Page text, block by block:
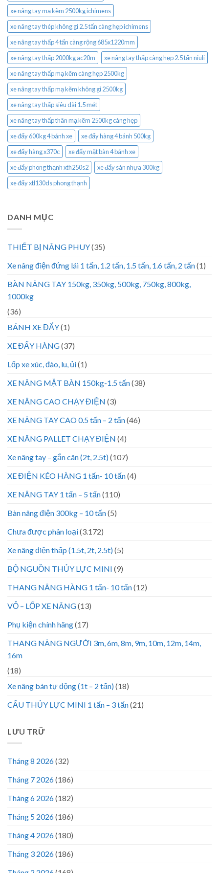
xe nâng tay mạ kẽm 2500kg ichimens
xe nâng tay thép không gỉ 2.5 tấn càng hẹp ichimens
xe nâng tay thấp 4 tấn càng rộng 685x1220mm
xe nâng tay thấp 2000kg ac20m
xe nâng tay thấp càng hẹp 2.5 tấn niuli
xe nâng tay thấp mạ kẽm càng hẹp 2500kg
xe nâng tay thấp mạ kẽm không gỉ 2500kg
xe nâng tay thấp siêu dài 1.5 mét
xe nâng tay thấp thân mạ kẽm 2500kg càng hẹp
xe đẩy 600kg 4 bánh xe
xe đẩy hàng 4 bánh 500kg
xe đẩy hàng x370c
xe đẩy mặt bàn 4 bánh xe
xe đẩy phong thạnh xth250s2
xe đẩy sàn nhựa 300kg
xe đẩy xtl130ds phong thạnh
DANH MỤC
THIẾT BỊ NÂNG PHUY(35)
Xe nâng điện đứng lái 1 tấn, 1.2 tấn, 1.5 tấn, 1.6 tấn, 2 tấn(1)
BÀN NÂNG TAY 150kg, 350kg, 500kg, 750kg, 800kg,
1000kg
(36)
BÁNH XE ĐẨY(1)
XE ĐẨY HÀNG(37)
Lốp xe xúc, đào, lu, ủi(1)
XE NÂNG MẶT BÀN 150kg-1.5 tấn(38)
XE NÂNG CAO CHẠY ĐIỆN (3)
XE NÂNG TAY CAO 0.5 tấn – 2 tấn(46)
XE NÂNG PALLET CHẠY ĐIỆN (4)
Xe nâng tay – gắn cân (2t, 2.5t)(107)
XE ĐIỆN KÉO HÀNG 1 tấn- 10 tấn(4)
XE NÂNG TAY 1 tấn – 5 tấn(110)
Bàn nâng điện 300kg – 10 tấn(5)
Chưa được phân loại(3.172)
Xe nâng điện thấp (1.5t, 2t, 2.5t)(5)
BỘ NGUỒN THỦY LỰC MINI (9)
THANG NÂNG HÀNG 1 tấn- 10 tấn(12)
VỎ – LỐP XE NÂNG(13)
Phụ kiện chính hãng(17)
THANG NÂNG NGƯỜI 3m, 6m, 8m, 9m, 10m, 12m, 14m,
16m
(18)
Xe nâng bán tự động (1t – 2 tấn)(18)
CẨU THỦY LỰC MINI 1 tấn – 3 tấn(21)
LƯU TRỮ
Tháng 8 2026(32)
Tháng 7 2026(186)
Tháng 6 2026(182)
Tháng 5 2026(186)
Tháng 4 2026(180)
Tháng 3 2026(186)